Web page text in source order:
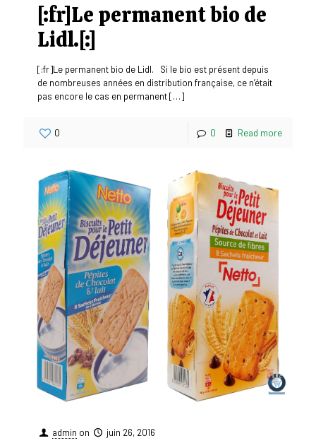
[:fr]Le permanent bio de
Lidl.[:]
[:fr]Le permanent bio de Lidl. Si le bio est présent depuis
de nombreuses années en distribution française, ce n’était
pas encore le cas en permanent[…]
0 0 Read more
admin on juin 26, 2016